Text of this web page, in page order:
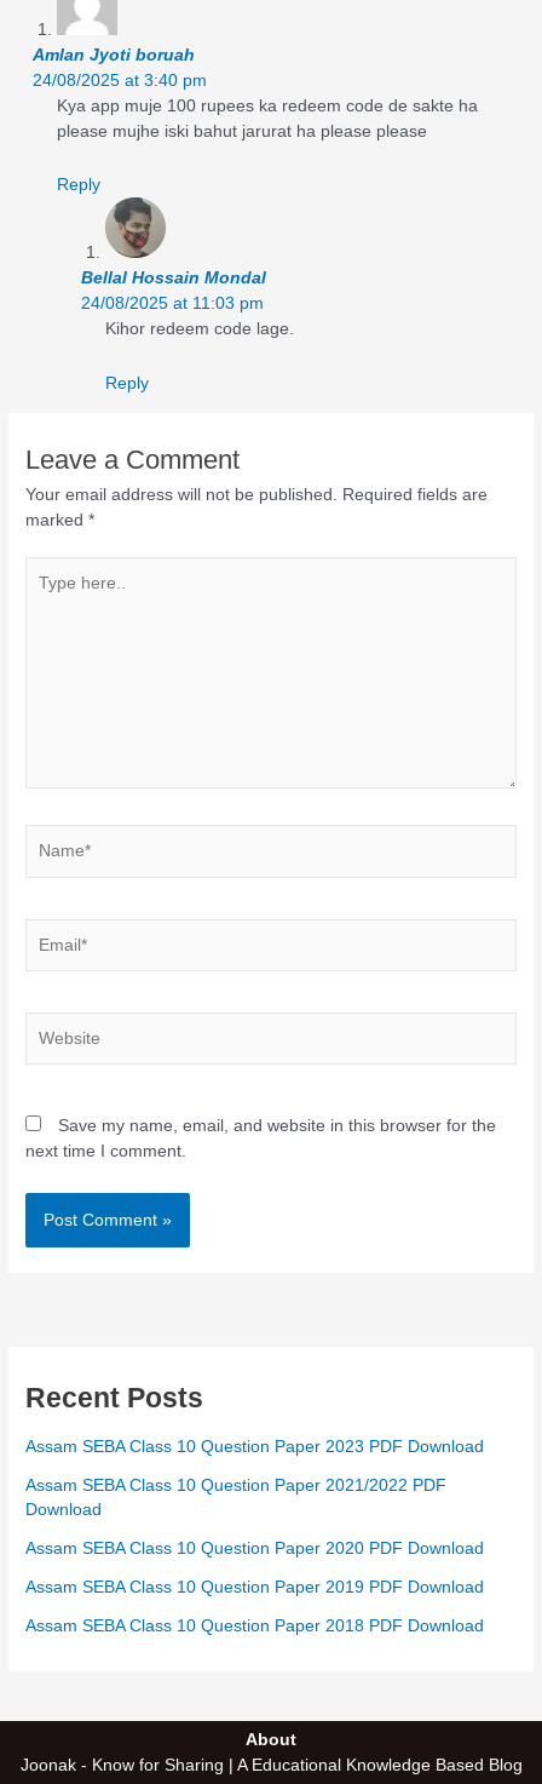
Amlan Jyoti boruah
24/08/2025 at 3:40 pm
Kya app muje 100 rupees ka redeem code de sakte ha
please mujhe iski bahut jarurat ha please please
Reply
Bellal Hossain Mondal
24/08/2025 at 11:03 pm
Kihor redeem code lage.
Reply
Leave a Comment
Your email address will not be published.
Required fields are
marked*
here..
Save my name, email, and website in this browser for the
next time I comment.
Recent Posts
Assam SEBA Class 10 Question Paper 2023 PDF Download
Assam SEBA Class 10 Question Paper 2021/2022 PDF
Download
Assam SEBA Class 10 Question Paper 2020 PDF Download
Assam SEBA Class 10 Question Paper 2019 PDF Download
Assam SEBA Class 10 Question Paper 2018 PDF Download
About
Joonak - Know for Sharing | A Educational Knowledge Based Blog